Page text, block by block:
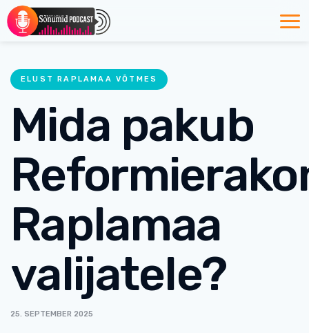
ELUST RAPLAMAA VÕTMES
Mida pakub
Raplamaa
valijatele?
25. SEPTEMBER 2025